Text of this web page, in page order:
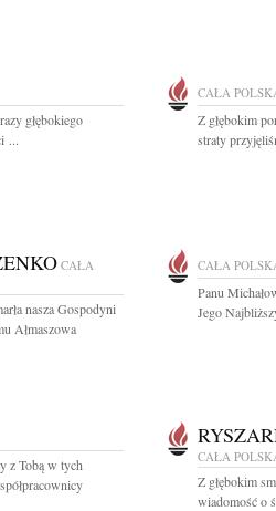
głębokiego
...
CAŁA
Z głębokim
straty
CAŁA
nasza Gospodyni
Ałmaszowa
CAŁA
Panu
Jego
z Tobą w tych
CAŁA
Z głębokim
wiadomość o